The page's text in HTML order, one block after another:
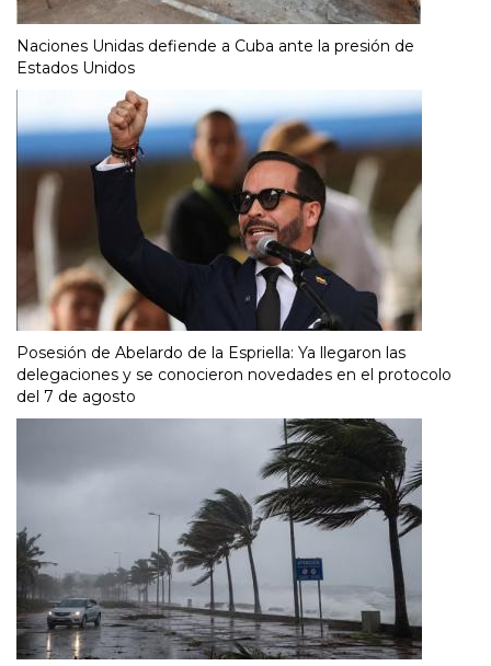
Naciones Unidas defiende a Cuba ante la presión de
Estados Unidos
Posesión de Abelardo de la Espriella: Ya llegaron las
delegaciones y se conocieron novedades en el protocolo
del 7 de agosto